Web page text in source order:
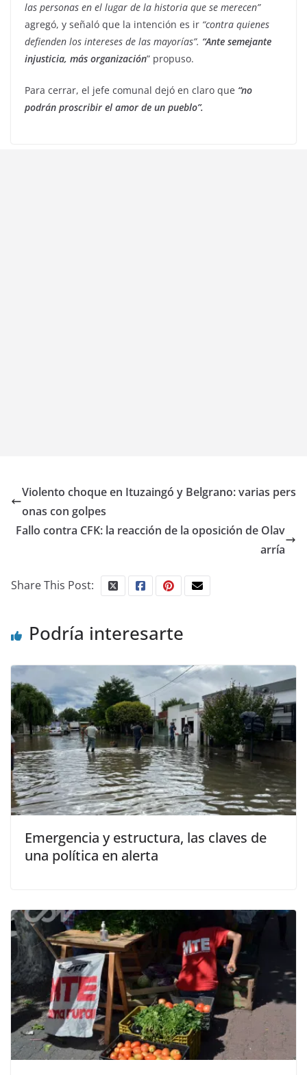
las personas en el lugar de la historia que se merecen”
agregó, y señaló que la intención es ir “contra quienes
defienden los intereses de las mayorías”. “Ante semejante
injusticia, más organización” propuso.
Para cerrar, el jefe comunal dejó en claro que “no
podrán proscribir el amor de un pueblo”.
Violento choque en Ituzaingó y Belgrano: varias pers
onas con golpes
Fallo contra CFK: la reacción de la oposición de Olav
arría
Share This Post:
Podría interesarte
Emergencia y estructura, las claves de
una política en alerta